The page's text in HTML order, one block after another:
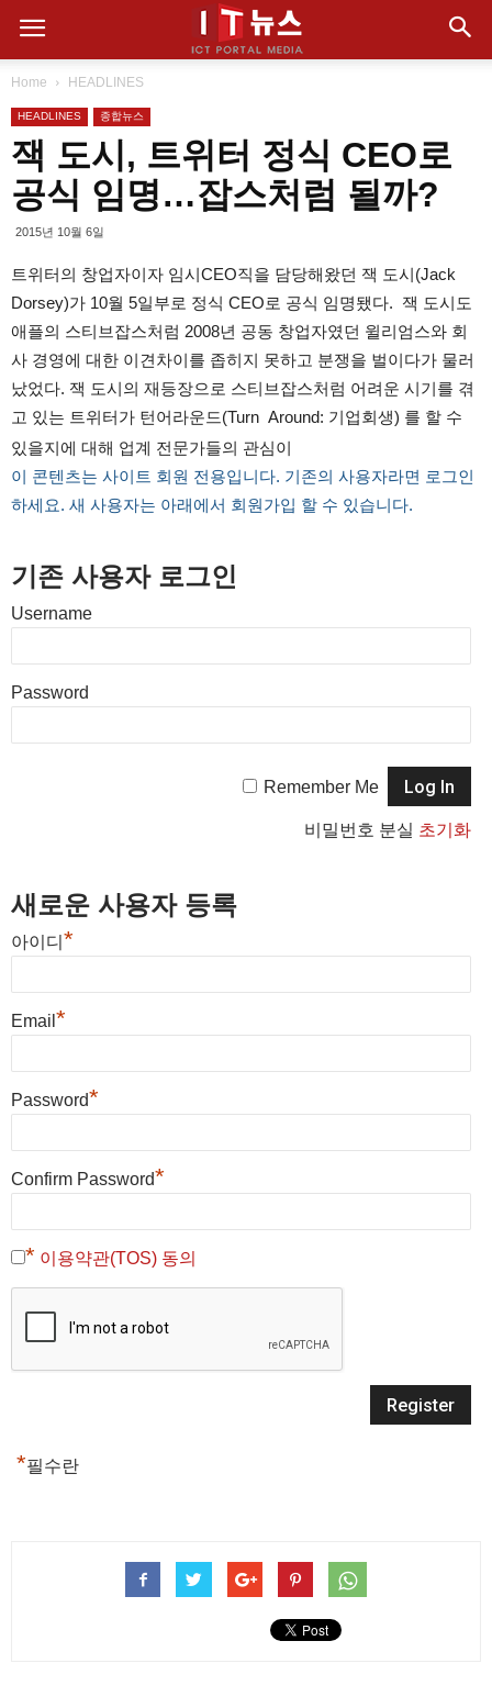
Home HEADLINES
HEADLINES 종합뉴스
잭 도시, 트위터 정식 CEO로
공식 임명…잡스처럼 될까?
2015년 10월 6일
트위터의 창업자이자 임시CEO직을 담당해왔던 잭 도시(Jack
Dorsey)가 10월 5일부로 정식 CEO로 공식 임명됐다. 잭 도시도
애플의 스티브잡스처럼 2008년 공동 창업자였던 윌리엄스와 회
사 경영에 대한 이견차이를 좁히지 못하고 분쟁을 벌이다가 물러
났었다. 잭 도시의 재등장으로 스티브잡스처럼 어려운 시기를 겪
고 있는 트위터가 턴어라운드(Turn Around: 기업회생) 를 할 수
있을지에 대해 업계 전문가들의 관심이
이 콘텐츠는 사이트 회원 전용입니다. 기존의 사용자라면 로그인
하세요. 새 사용자는 아래에서 회원가입 할 수 있습니다.
기존 사용자 로그인
Username
Password
Remember Me
비밀번호 분실 초기화
새로운 사용자 등록
아이디 *
Email *
Password*
Confirm Password*
* 이용약관(TOS) 동의
*필수란